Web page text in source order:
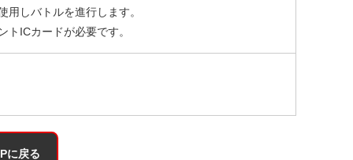
しバトルを進行します。
ICカードが必要です。
に戻る